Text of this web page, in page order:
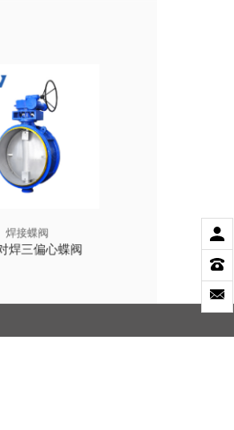
焊接蝶阀
焊三偏心蝶阀
焊
DN1400大